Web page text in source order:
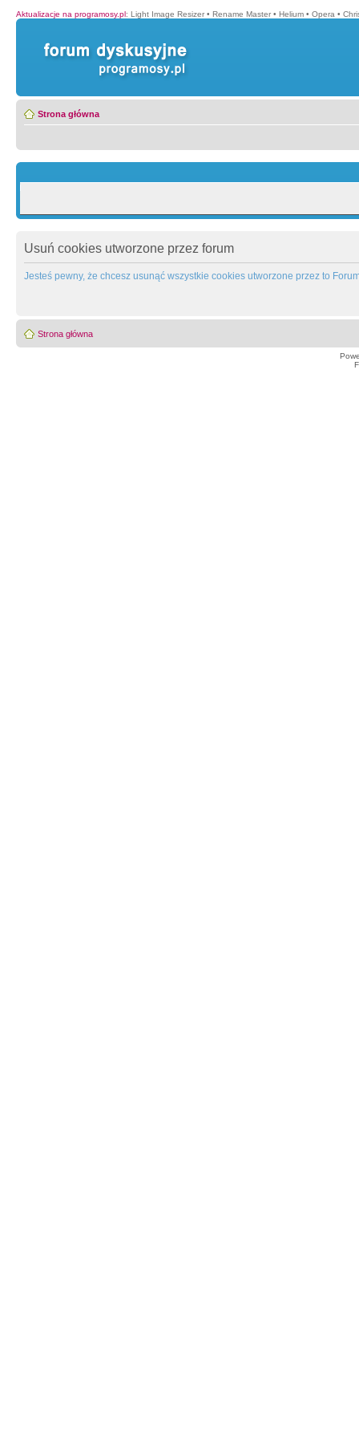
Aktualizacje na programosy.pl: Light Image Resizer • Rename Master • Helium • Opera •
Strona główna
Usuń cookies utworzone przez forum
Jesteś pewny, że chcesz usunąć wszystkie cookies utworzone przez to
Strona główna